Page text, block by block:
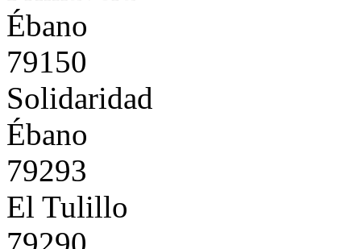
Ébano
79150
Solidaridad
Ébano
79293
El Tulillo